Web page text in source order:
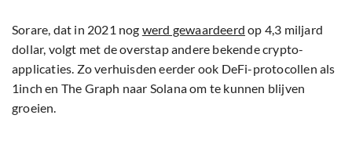
Sorare, dat in 2021 nog werd gewaardeerd op 4,3 miljard
dollar, volgt met de overstap andere bekende crypto-
applicaties. Zo verhuisden eerder ook DeFi-protocollen als
1inch en The Graph naar Solana om te kunnen blijven
groeien.